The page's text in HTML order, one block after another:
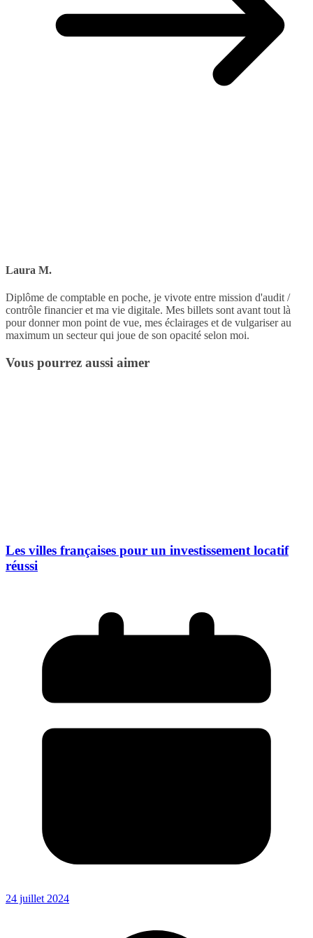
Laura M.
Diplôme de comptable en poche, je vivote entre mission d'audit /
contrôle financier et ma vie digitale. Mes billets sont avant tout là
pour donner mon point de vue, mes éclairages et de vulgariser au
maximum un secteur qui joue de son opacité selon moi.
Vous pourrez aussi aimer
Les villes françaises pour un investissement locatif
réussi
24 juillet 2024